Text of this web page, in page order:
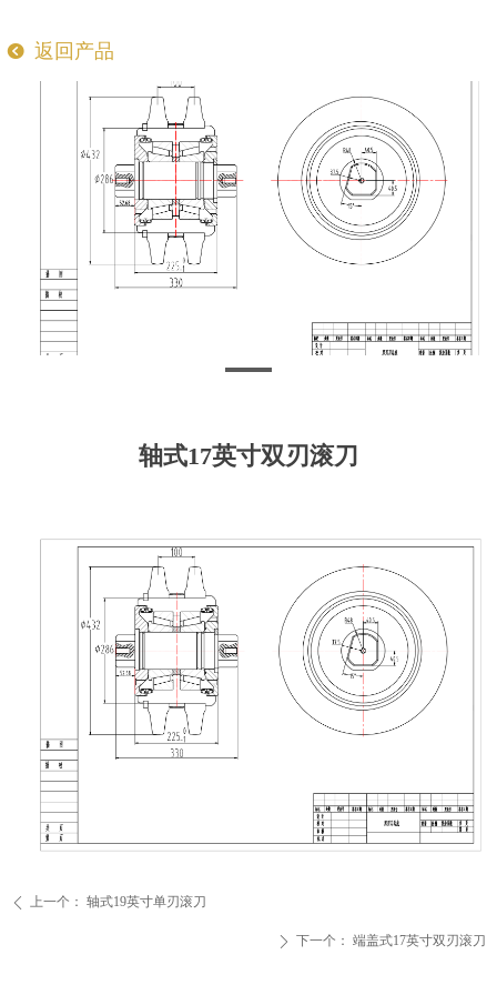
轴式17英寸双刃滚刀
ꄴ 上一个： 轴式19英寸单刃滚刀
ꄲ 下一个： 端盖式17英寸双刃滚刀
뀸 返回产品